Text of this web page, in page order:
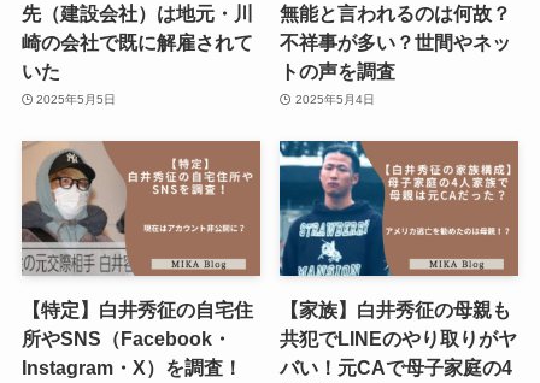
先（建設会社）は地元・川
崎の会社で既に解雇されて
いた
2025年5月5日
無能と言われるのは何故？
不祥事が多い？世間やネッ
トの声を調査
2025年5月4日
【特定】白井秀征の自宅住
所やSNS（Facebook・
Instagram・X）を調査！
【家族】白井秀征の母親も
共犯でLINEのやり取りがヤ
バい！元CAで母子家庭の4